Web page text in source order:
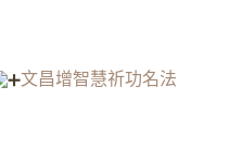
文昌增智慧祈功名法